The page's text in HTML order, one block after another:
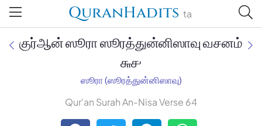
QuranHadits ta
Jan Trust Foundation
Mufti Omar Sheriff Qasimi,
குர்ஆன் ஸூரா ஸூரத்துன்னிஸாவு வசனம்
௬௪
ஸூரா (ஸூரத்துன்னிஸாவு)
Qur'an Surah An-Nisa Verse 64